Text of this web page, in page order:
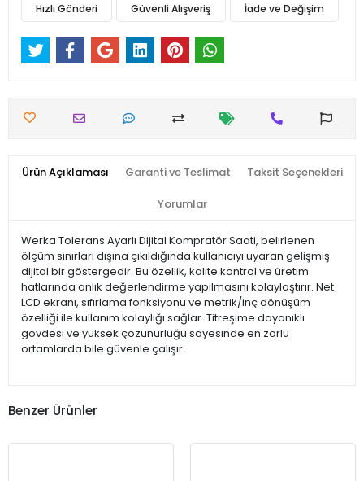
Hızlı Gönderi Güvenli Alışveriş İade ve Değişim
Ürün Açıklaması Garanti ve Teslimat Taksit Seçenekleri
Yorumlar
Werka Tolerans Ayarlı Dijital Kompratör Saati, belirlenen
ölçüm sınırları dışına çıkıldığında kullanıcıyı uyaran gelişmiş
dijital bir göstergedir. Bu özellik, kalite kontrol ve üretim
hatlarında anlık değerlendirme yapılmasını kolaylaştırır. Net
LCD ekranı, sıfırlama fonksiyonu ve metrik/inç dönüşüm
özelliği ile kullanım kolaylığı sağlar. Titreşime dayanıklı
gövdesi ve yüksek çözünürlüğü sayesinde en zorlu
ortamlarda bile güvenle çalışır.
Benzer Ürünler